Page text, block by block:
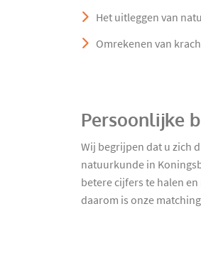
Het uitleggen van
Omrekenen van
Persoonlijke
Wij begrijpen dat u zich
natuurkunde in
betere cijfers te halen
daarom is onze